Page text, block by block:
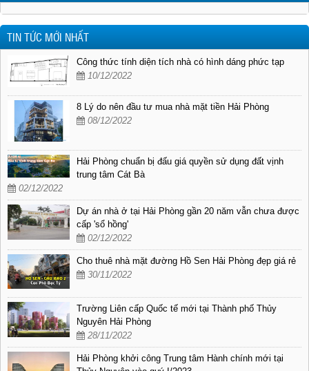
TIN TỨC MỚI NHẤT
Công thức tính diện tích nhà có hình dáng phức tạp
10/12/2022
8 Lý do nên đầu tư mua nhà mặt tiền Hải Phòng
08/12/2022
Hải Phòng chuẩn bị đấu giá quyền sử dụng đất vịnh
trung tâm Cát Bà
02/12/2022
Dự án nhà ở tại Hải Phòng gần 20 năm vẫn chưa được
cấp 'sổ hồng'
02/12/2022
Cho thuê nhà mặt đường Hồ Sen Hải Phòng đẹp giá rẻ
30/11/2022
Trường Liên cấp Quốc tế mới tại Thành phố Thủy
Nguyên Hải Phòng
28/11/2022
Hải Phòng khởi công Trung tâm Hành chính mới tại